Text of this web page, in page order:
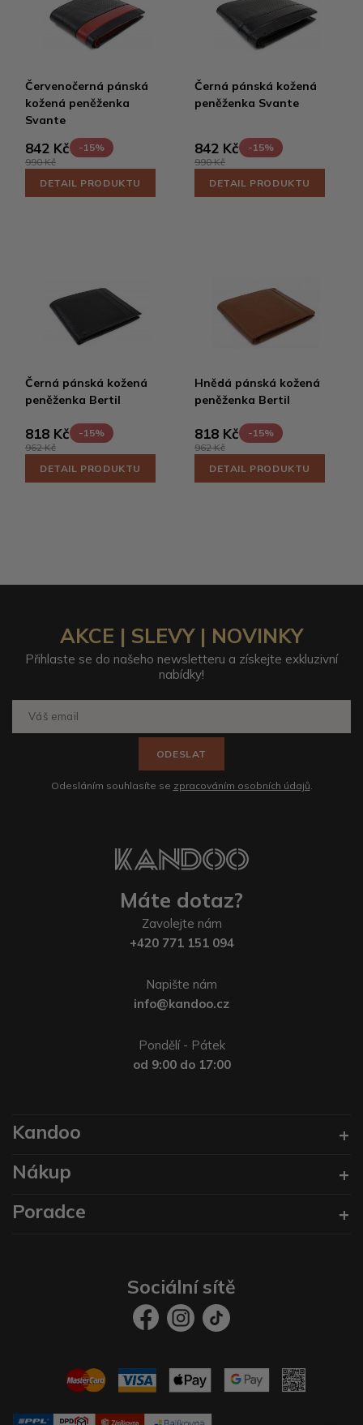
Červenočerná pánská
kožená peněženka
Svante
842 Kč
-15%
990 Kč
DETAIL PRODUKTU
Černá pánská kožená
peněženka Svante
842 Kč
-15%
990 Kč
DETAIL PRODUKTU
Černá pánská kožená
peněženka Bertil
818 Kč
-15%
962 Kč
DETAIL PRODUKTU
Hnědá pánská kožená
peněženka Bertil
818 Kč
-15%
962 Kč
DETAIL PRODUKTU
AKCE | SLEVY | NOVINKY
Přihlaste se do našeho newsletteru a získejte exkluzivní
nabídky!
ODESLAT
Odesláním souhlasíte se zpracováním osobních údajů
Máte dotaz?
Zavolejte nám
+420 771 151 094
Napište nám
info@kandoo.cz
Pondělí - Pátek
od 9:00 do 17:00
Kandoo
Nákup
Poradce
Sociální sítě